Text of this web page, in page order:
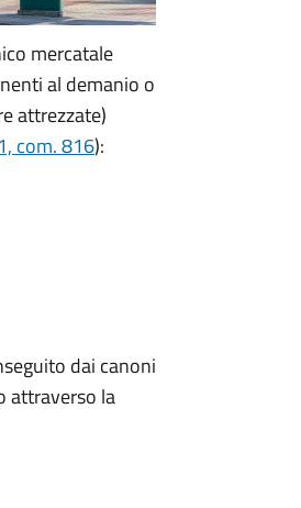
mercatale
al demanio o
attrezzate)
com. 816):
dai canoni
attraverso la